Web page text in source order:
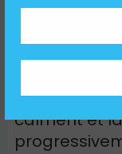
grandes
sur les
disparaît,
calment et